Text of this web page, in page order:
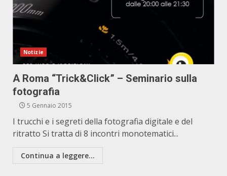
Notizie
A Roma “Trick&Click” – Seminario sulla
fotografia
5 Gennaio 2015
I trucchi e i segreti della fotografia digitale e del
ritratto Si tratta di 8 incontri monotematici...
Continua a leggere...